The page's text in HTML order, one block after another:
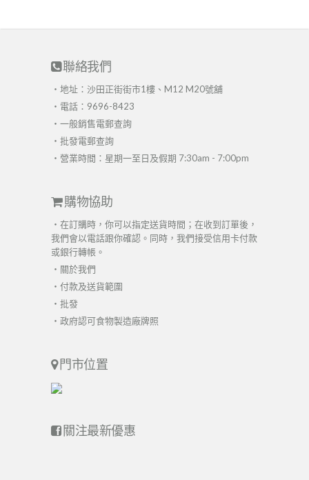
聯絡我們
・地址：沙田正街街市1樓、M12 M20號舖
・電話：9696-8423
・ 一般銷售電郵查詢
・ 批發電郵查詢
・營業時間：星期一至日及假期 7:30am - 7:00pm
購物協助
・在訂購時，你可以指定送貨時間；在收到訂單後，
我們會以電話跟你確認。同時，我們接受信用卡付款
或銀行轉帳。
・ 關於我們
・ 付款及送貨範圍
・ 批發
・ 政府認可食物製造廠牌照
門市位置
關注最新優惠